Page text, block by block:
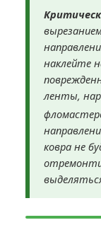
наклейте
ленты,
ковра не